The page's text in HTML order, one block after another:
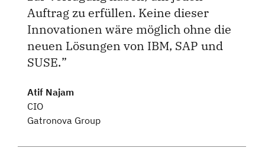
Auftrag zu erfüllen. Keine dieser
Innovationen wäre möglich ohne die
neuen Lösungen von IBM, SAP und
SUSE.
Atif Najam
CIO
Gatronova Group